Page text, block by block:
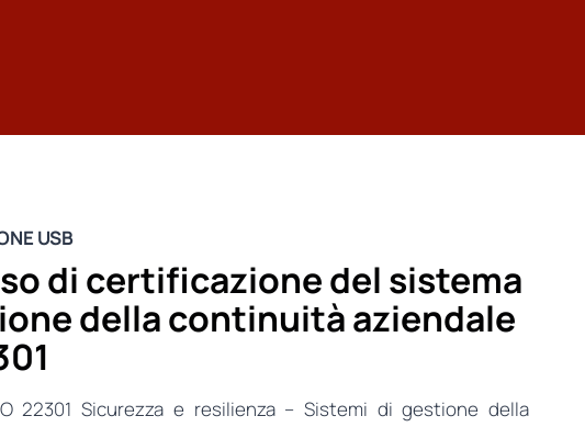
USB
di certificazione del sistema
della continuità aziendale
22301 Sicurezza e resilienza – Sistemi di gestione della